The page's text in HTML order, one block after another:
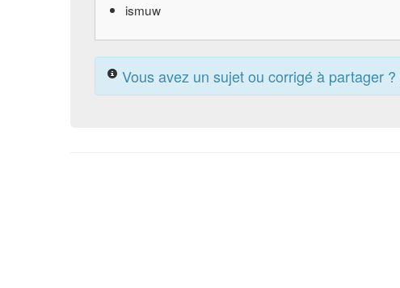
ismuw
Vous avez un sujet ou corrigé à partager ?